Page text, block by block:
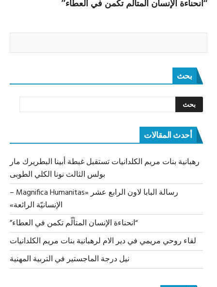
“انحناءة الإنسان المتألّم تكمن في العطاء”
بحث
أحدث المقالات
رهبانية بنات مريم الكلدانيات تستقبل غبطة أبينا البطريرك مار
بولس الثالث نونا الكلي الطوبى
رسالة البابا لاون الرابع عشر «Magnifica Humanitas –
الإنسانيّة الرائعة»
“انحناءة الإنسان المتألّم تكمن في العطاء”
لقاء روحي مريمي في دير الام لرهبانية بنات مريم الكلدانيات
نيل درجة الماجستير في التربية المهنية